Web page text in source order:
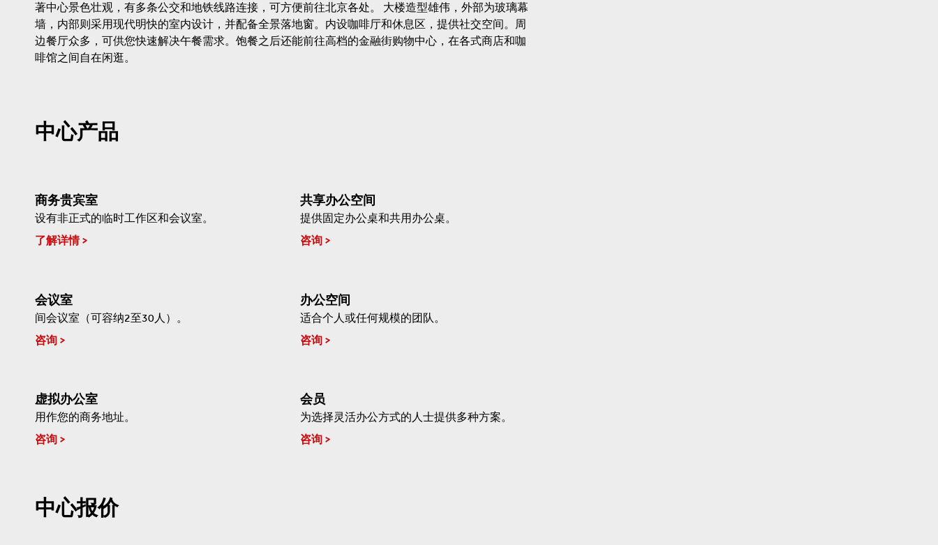
著中心景色壮观，有多条公交和地铁线路连接，可方便前往北京各处。 大楼造型雄伟，外部为玻璃幕
墙，内部则采用现代明快的室内设计，并配备全景落地窗。内设咖啡厅和休息区，提供社交空间。周
边餐厅众多，可供您快速解决午餐需求。饱餐之后还能前往高档的金融街购物中心，在各式商店和咖
啡馆之间自在闲逛。
中心产品
商务贵宾室
设有非正式的临时工作区和会议室。
了解详情
共享办公空间
提供固定办公桌和共用办公桌。
咨询
会议室
间会议室（可容纳2至30人）。
咨询
办公空间
适合个人或任何规模的团队。
咨询
虚拟办公室
用作您的商务地址。
咨询
会员
为选择灵活办公方式的人士提供多种方案。
咨询
中心报价